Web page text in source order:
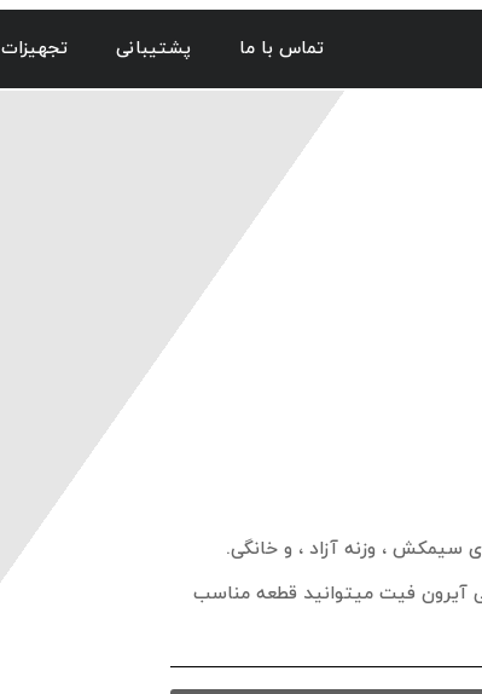
تماس با ما پشتیبانی تجهیزات
، وزنه آزاد ، و خانگی.
آیرون فیت میتوانید قطعه مناسب